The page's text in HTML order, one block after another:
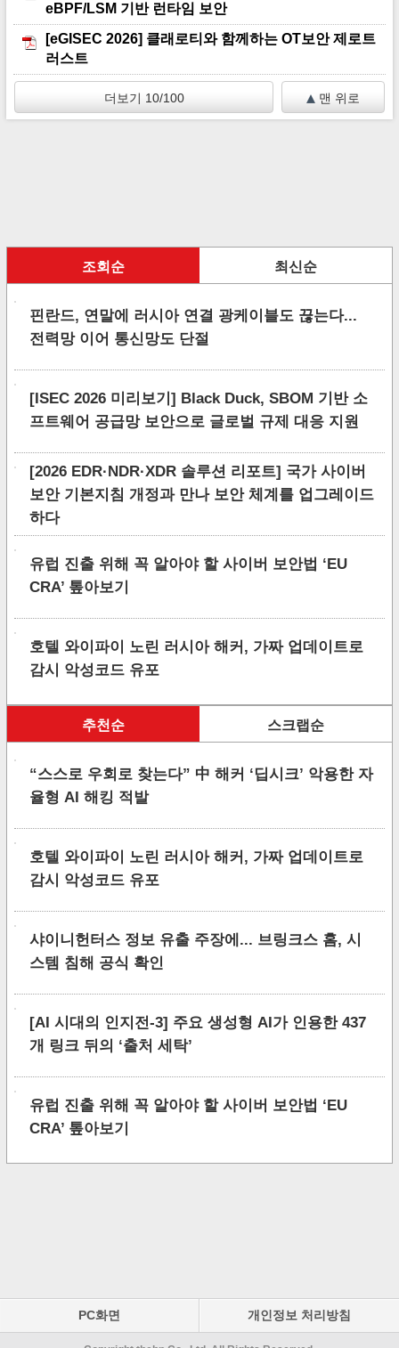
eBPF/LSM 기반 런타임 보안
[eGISEC 2026] 클래로티와 함께하는 OT보안 제로트
러스트
더보기 10/100 맨 위로
조회순 최신순
핀란드, 연말에 러시아 연결 광케이블도 끊는다...
전력망 이어 통신망도 단절
[ISEC 2026 미리보기] Black Duck, SBOM 기반 소
프트웨어 공급망 보안으로 글로벌 규제 대응 지원
[2026 EDR·NDR·XDR 솔루션 리포트] 국가 사이버
보안 기본지침 개정과 만나 보안 체계를 업그레이드
하다
유럽 진출 위해 꼭 알아야 할 사이버 보안법 ‘EU
CRA’ 톺아보기
호텔 와이파이 노린 러시아 해커, 가짜 업데이트로
감시 악성코드 유포
추천순 스크랩순
“스스로 우회로 찾는다” 中 해커 ‘딥시크’ 악용한 자
율형 AI 해킹 적발
호텔 와이파이 노린 러시아 해커, 가짜 업데이트로
감시 악성코드 유포
샤이니헌터스 정보 유출 주장에... 브링크스 홈, 시
스템 침해 공식 확인
[AI 시대의 인지전-3] 주요 생성형 AI가 인용한 437
개 링크 뒤의 ‘출처 세탁’
유럽 진출 위해 꼭 알아야 할 사이버 보안법 ‘EU
CRA’ 톺아보기
PC화면 개인정보 처리방침